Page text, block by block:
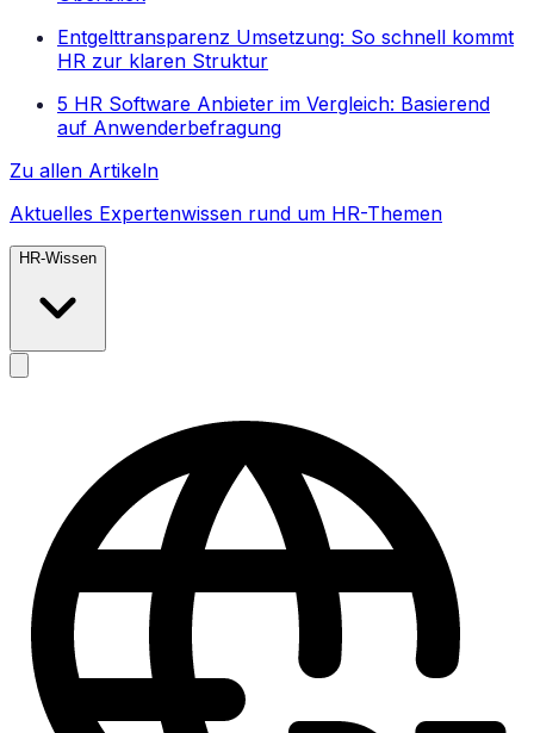
Entgelttransparenz Umsetzung: So schnell kommt
HR zur klaren Struktur
5 HR Software Anbieter im Vergleich: Basierend
auf Anwenderbefragung
Zu allen Artikeln
Aktuelles Expertenwissen rund um HR-Themen
HR-Wissen